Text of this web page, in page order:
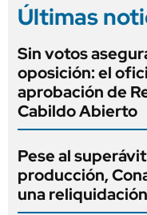
Últimas
Sin votos
oposición: el
aprobación de
Cabildo Abierto
Pese al
producción,
una